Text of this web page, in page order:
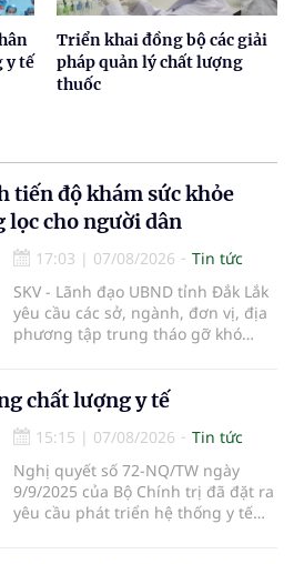
y tế
Triển khai đồng bộ các giải
pháp quản lý chất lượng
thuốc
tiến độ khám sức khỏe
lọc cho người dân
17:03 | 07/08/2026
Tin tức
SKV - Lãnh đạo UBND tỉnh Đắk Lắk
yêu cầu các sở, ngành, đơn vị, địa
phương tập trung tháo gỡ khó
sàng lọc cho 100% người dân trên
địa bàn tỉnh trong tháng 10/2026.
chất lượng y tế
15:15 | 07/08/2026
Tin tức
Nghị quyết số 72-NQ/TW ngày
9/9/2025 của Bộ Chính trị đã đặt ra
yêu cầu phát triển hệ thống y tế